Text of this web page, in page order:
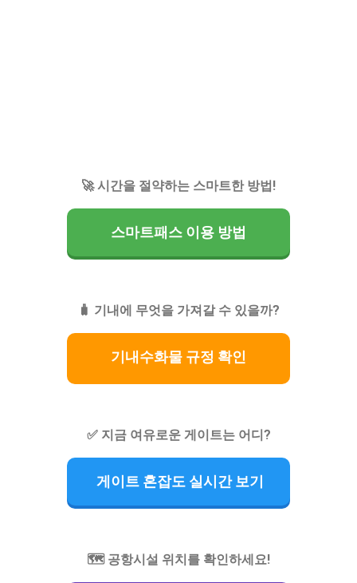
🚀 시간을 절약하는 스마트한 방법!
스마트패스 이용 방법
🧳 기내에 무엇을 가져갈 수 있을까?
기내수화물 규정 확인
✅ 지금 여유로운 게이트는 어디?
게이트 혼잡도 실시간 보기
🗺️ 공항시설 위치를 확인하세요!